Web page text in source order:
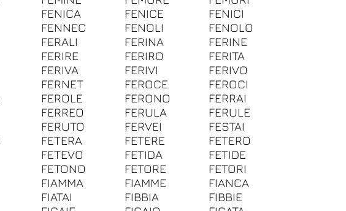
FENICA FENICE
FENICI
FENNEC FENOLI
FENOLO
FERALI FERINA
FERINE
FERIRE FERIRO
FERITA
FERIVA FERIVI
FERIVO
FERNET FEROCE
FEROCI
FEROLE FERONO
FERRAI
FERREO FERULA
FERULE
FERUTO FERVEI
FESTAI
FETERA FETERE
FETERO
FETEVO FETIDA
FETIDE
FETONO FETORE
FETORI
FIAMMA FIAMME
FIANCA
FIATAI FIBBIA
FIBBIE